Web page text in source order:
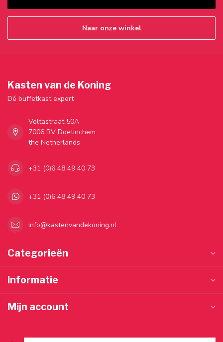
Naar onze winkel
Kasten van de Koning
Dé buffetkast expert
Voltastraat 50A
7006 RV Doetinchem
the Netherlands
+31 (0)6 48 49 40 73
+31 (0)6 48 49 40 73
info@kastenvandekoning.nl
Categorieën
Informatie
Mijn account